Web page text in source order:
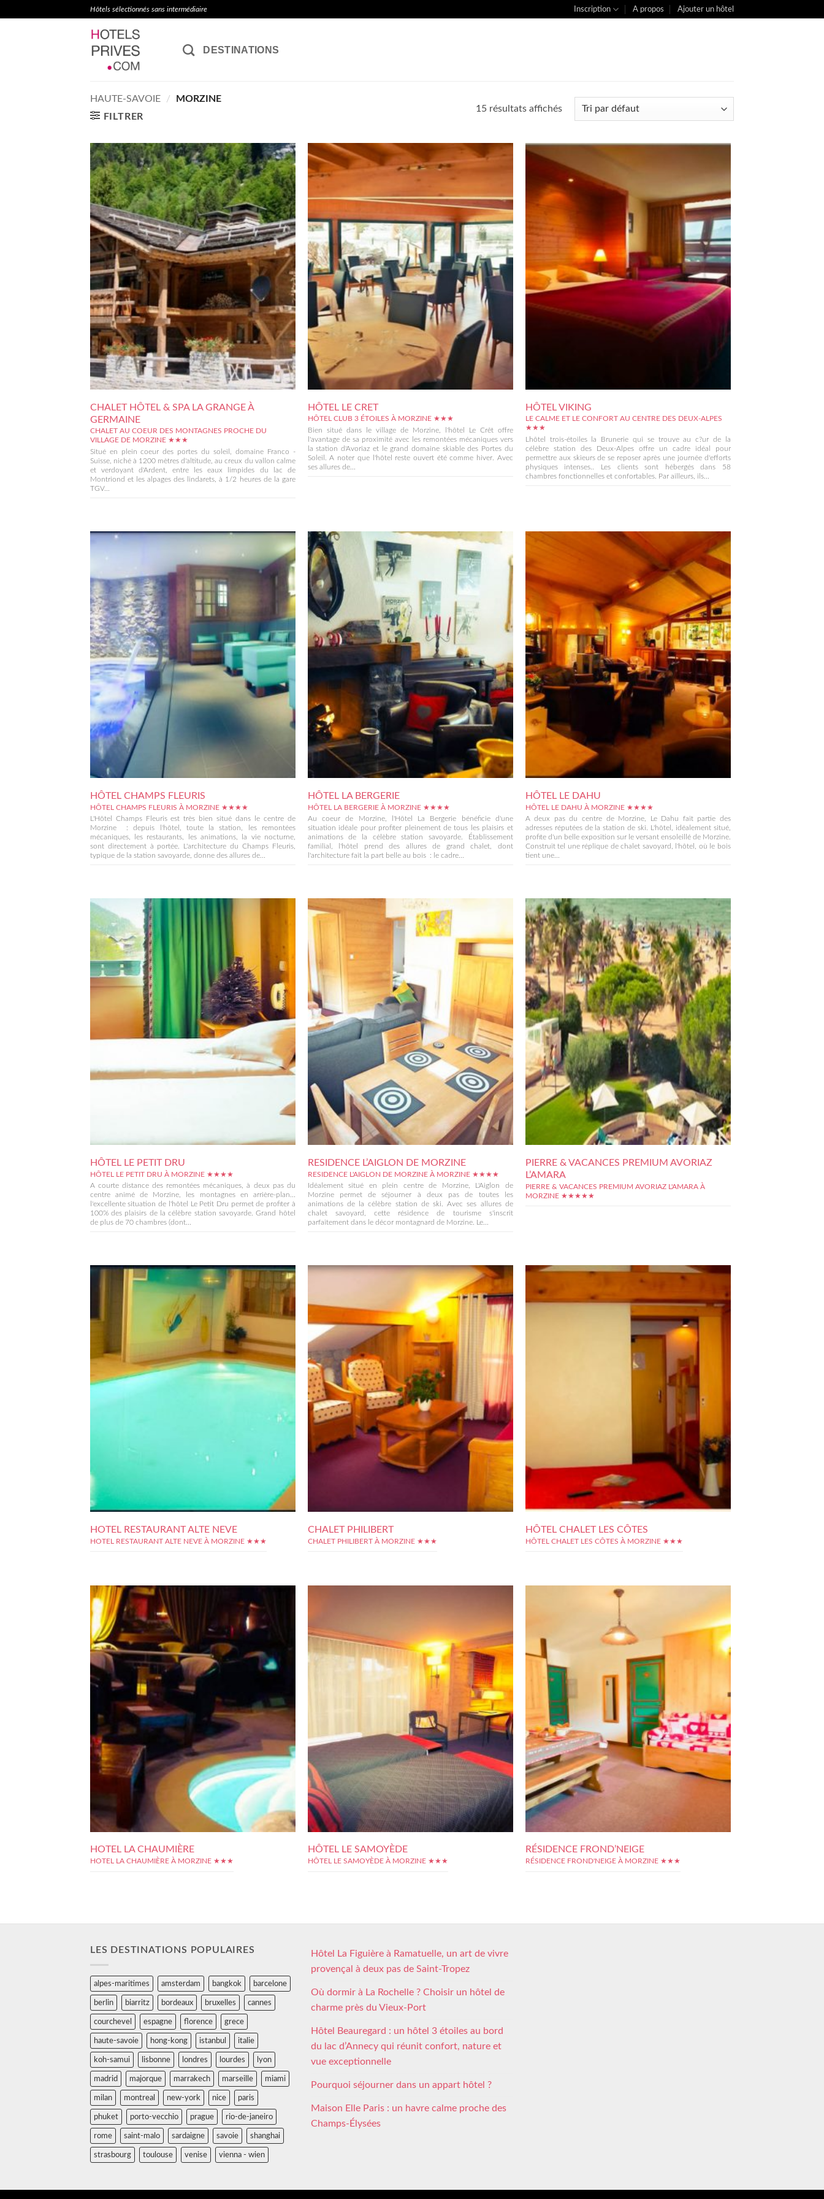
Hôtels sélectionnés sans intermédiaire Inscription A propos Ajouter un hôtel
DESTINATIONS
HAUTE-SAVOIE /
MORZINE
FILTRER
15 résultats affichés
CHALET HÔTEL & SPA LA GRANGE À
GERMAINE
CHALET AU COEUR DES MONTAGNES PROCHE DU
VILLAGE DE MORZINE ★★★
Situé en plein coeur des portes du soleil, domaine Franco -
Suisse, niché à 1200 mètres d'altitude, au creux du vallon calme
et verdoyant d'Ardent, entre les eaux limpides du lac de
Montriond et les alpages des lindarets, à 1/2 heures de la gare
TGV...
HÔTEL LE CRET
HÔTEL CLUB 3 ÉTOILES À MORZINE ★★★
Bien situé dans le village de Morzine, l'hôtel Le Crêt offre
l'avantage de sa proximité avec les remontées mécaniques vers
la station d'Avoriaz et le grand domaine skiable des Portes du
Soleil. A noter que l'hôtel reste ouvert été comme hiver. Avec
ses allures de...
HÔTEL VIKING
LE CALME ET LE CONFORT AU CENTRE DES DEUX-ALPES
★★★
Lhôtel trois-étoiles la Brunerie qui se trouve au c?ur de la
célèbre station des Deux-Alpes offre un cadre idéal pour
permettre aux skieurs de se reposer après une journée d'efforts
physiques intenses.. Les clients sont hébergés dans 58
chambres fonctionnelles et confortables. Par ailleurs, ils...
HÔTEL CHAMPS FLEURIS
HÔTEL CHAMPS FLEURIS À MORZINE ★★★★
L'Hôtel Champs Fleuris est très bien situé dans le centre de
Morzine : depuis l'hôtel, toute la station, les remontées
mécaniques, les restaurants, les animations, la vie nocturne,
sont directement à portée. L'architecture du Champs Fleuris,
typique de la station savoyarde, donne des allures de...
HÔTEL LA BERGERIE
HÔTEL LA BERGERIE À MORZINE ★★★★
Au coeur de Morzine, l'Hôtel La Bergerie bénéficie d'une
situation idéale pour profiter pleinement de tous les plaisirs et
animations de la célèbre station savoyarde. Établissement
familial, l'hôtel prend des allures de grand chalet, dont
l'architecture fait la part belle au bois : le cadre...
HÔTEL LE DAHU
HÔTEL LE DAHU À MORZINE ★★★★
A deux pas du centre de Morzine, Le Dahu fait partie des
adresses réputées de la station de ski. L'hôtel, idéalement situé,
profite d'un belle exposition sur le versant ensoleillé de Morzine.
Construit tel une réplique de chalet savoyard, l'hôtel, où le bois
tient une...
HÔTEL LE PETIT DRU
HÔTEL LE PETIT DRU À MORZINE ★★★★
A courte distance des remontées mécaniques, à deux pas du
centre animé de Morzine, les montagnes en arrière-plan...
l'excellente situation de l'hôtel Le Petit Dru permet de profiter à
100% des plaisirs de la célèbre station savoyarde. Grand hôtel
de plus de 70 chambres (dont...
RESIDENCE L’AIGLON DE MORZINE
RESIDENCE L'AIGLON DE MORZINE À MORZINE ★★★★
Idéalement situé en plein centre de Morzine, L'Aiglon de
Morzine permet de séjourner à deux pas de toutes les
animations de la célèbre station de ski. Avec ses allures de
chalet savoyard, cette résidence de tourisme s'inscrit
parfaitement dans le décor montagnard de Morzine. Le...
PIERRE & VACANCES PREMIUM AVORIAZ
L’AMARA
PIERRE & VACANCES PREMIUM AVORIAZ L'AMARA À
MORZINE ★★★★★
HOTEL RESTAURANT ALTE NEVE
HOTEL RESTAURANT ALTE NEVE À MORZINE ★★★
CHALET PHILIBERT
CHALET PHILIBERT À MORZINE ★★★
HÔTEL CHALET LES CÔTES
HÔTEL CHALET LES CÔTES À MORZINE ★★★
HOTEL LA CHAUMIÈRE
HOTEL LA CHAUMIÈRE À MORZINE ★★★
HÔTEL LE SAMOYÈDE
HÔTEL LE SAMOYÈDE À MORZINE ★★★
RÉSIDENCE FROND’NEIGE
RÉSIDENCE FROND'NEIGE À MORZINE ★★★
LES DESTINATIONS POPULAIRES
alpes-maritimes amsterdam bangkok barcelone
berlin biarritz bordeaux bruxelles cannes
courchevel espagne florence grece
haute-savoie hong-kong istanbul italie
koh-samui lisbonne londres lourdes lyon
madrid majorque marrakech marseille miami
milan montreal new-york nice paris
phuket porto-vecchio prague rio-de-janeiro
rome saint-malo sardaigne savoie shanghai
strasbourg toulouse venise vienna - wien
Hôtel La Figuière à Ramatuelle, un art de vivre
provençal à deux pas de Saint-Tropez
Où dormir à La Rochelle ? Choisir un hôtel de
charme près du Vieux-Port
Hôtel Beauregard : un hôtel 3 étoiles au bord
du lac d’Annecy qui réunit confort, nature et
vue exceptionnelle
Pourquoi séjourner dans un appart hôtel ?
Maison Elle Paris : un havre calme proche des
Champs-Élysées